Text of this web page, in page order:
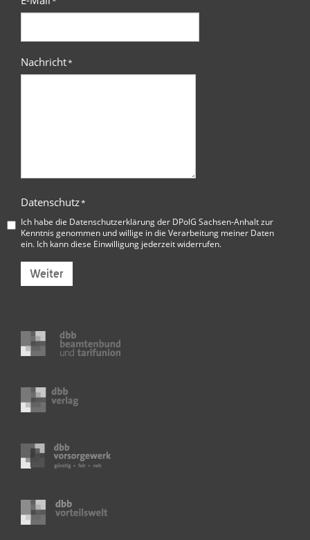
Nachricht*
Datenschutz*
Ich habe die Datenschutzerklärung der DPolG Sachsen-Anhaltzur
Kenntnis genommen und willige in die Verarbeitung meiner Daten
ein. Ich kann diese Einwilligung jederzeit widerrufen.
Weiter